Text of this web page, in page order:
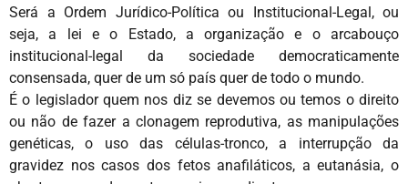
Será a Ordem Jurídico-Política ou Institucional-Legal, ou
seja, a lei e o Estado, a organização e o arcabouço
institucional-legal da sociedade democraticamente
consensada, quer de um só país quer de todo o mundo.
É o legislador quem nos diz se devemos ou temos o direito
ou não de fazer a clonagem reprodutiva, as manipulações
genéticas, o uso das células-tronco, a interrupção da
gravidez nos casos dos fetos anafiláticos, a eutanásia, o